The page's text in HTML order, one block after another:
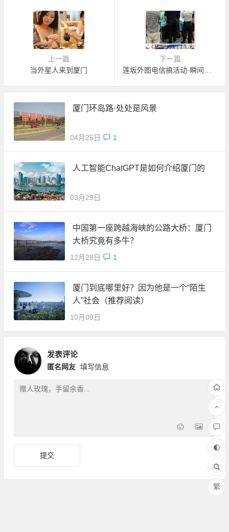
上一篇
当外星人来到厦门
下一篇
厦门环岛路·处处是风景
04月25日 1
人工智能ChatGPT是如何介绍厦门的
03月29日
中国第一座跨越海峡的公路大桥：厦门
大桥究竟有多牛？
12月28日 1
厦门到底哪里好？因为他是一个“陌生
人”社会（推荐阅读）
10月09日
发表评论
匿名网友 填写信息
繁